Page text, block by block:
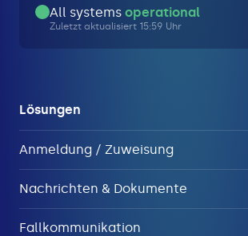
All systems operational
Zuletzt aktualisiert 15:59 Uhr
Lösungen
Anmeldung / Zuweisung
Nachrichten & Dokumente
Fallkommunikation